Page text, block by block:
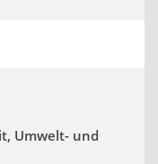
Umwelt- und